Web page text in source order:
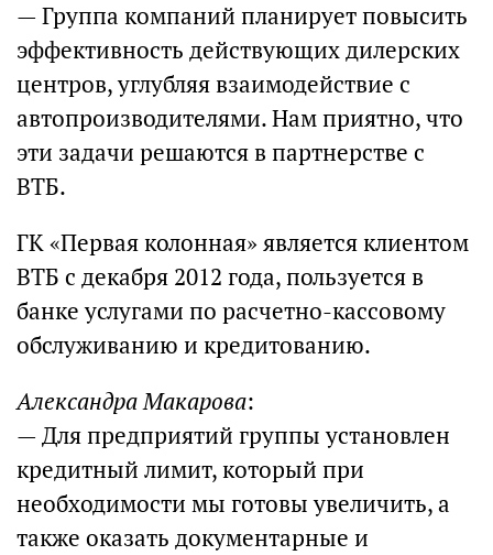
— Группа компаний планирует повысить
эффективность действующих дилерских
центров, углубляя взаимодействие с
автопроизводителями. Нам приятно, что
эти задачи решаются в партнерстве с
ВТБ.
ГК «Первая колонная» является клиентом
ВТБ с декабря 2012 года, пользуется в
банке услугами по расчетно-кассовому
обслуживанию и кредитованию.
Александра Макарова:
— Для предприятий группы установлен
кредитный лимит, который при
необходимости мы готовы увеличить, а
также оказать документарные и